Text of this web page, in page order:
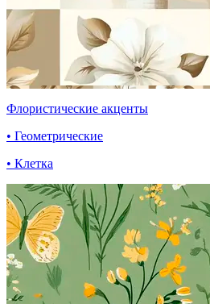
Флористические акценты
• Геометрические
• Клетка